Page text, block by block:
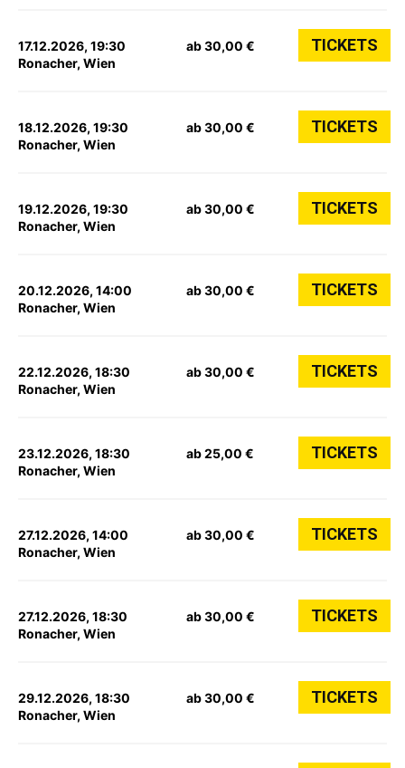
17.12.2026, 19:30
Ronacher, Wien
ab 30,00 € TICKETS
18.12.2026, 19:30
Ronacher, Wien
ab 30,00 € TICKETS
19.12.2026, 19:30
Ronacher, Wien
ab 30,00 € TICKETS
20.12.2026, 14:00
Ronacher, Wien
ab 30,00 € TICKETS
22.12.2026, 18:30
Ronacher, Wien
ab 30,00 € TICKETS
23.12.2026, 18:30
Ronacher, Wien
ab 25,00 € TICKETS
27.12.2026, 14:00
Ronacher, Wien
ab 30,00 € TICKETS
27.12.2026, 18:30
Ronacher, Wien
ab 30,00 € TICKETS
29.12.2026, 18:30
Ronacher, Wien
ab 30,00 € TICKETS